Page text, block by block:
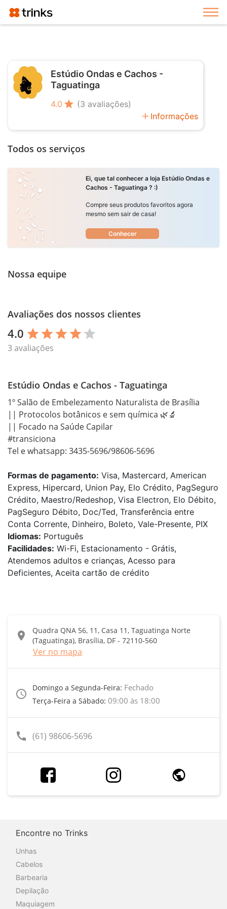
Estúdio Ondas e Cachos -
Taguatinga
4.0 star (3 avaliações)
add Informações
Todos os serviços
Ei, que tal conhecer a loja Estúdio Ondas e
Cachos - Taguatinga ? :)
Compre seus produtos favoritos agora
mesmo sem sair de casa!
Conhecer
Nossa equipe
Avaliações dos nossos clientes
4.0 star star star star star
3 avaliações
Estúdio Ondas e Cachos - Taguatinga
1º Salão de Embelezamento Naturalista de Brasília
|| Protocolos botânicos e sem química 🌿🔬
|| Focado na Saúde Capilar
#transiciona
Tel e whatsapp: 3435-5696/98606-5696
Formas de pagamento: Visa, Mastercard, American
Express, Hipercard, Union Pay, Elo Crédito, PagSeguro
Crédito, Maestro/Redeshop, Visa Electron, Elo Débito,
PagSeguro Débito, Doc/Ted, Transferência entre
Conta Corrente, Dinheiro, Boleto, Vale-Presente, PIX
Idiomas: Português
Facilidades: Wi-Fi, Estacionamento - Grátis,
Atendemos adultos e crianças, Acesso para
Deficientes, Aceita cartão de crédito
location_on
Quadra QNA 56, 11, Casa 11, Taguatinga Norte
(Taguatinga), Brasília, DF - 72110-560
Ver no mapa
access_time
Domingo a Segunda-Feira: Fechado
Terça-Feira a Sábado: 09:00 às 18:00
call (61) 98606-5696
Encontre no Trinks
Unhas
Cabelos
Barbearia
Depilação
Maquiagem